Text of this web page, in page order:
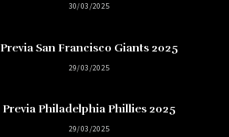
30/03/2025
Previa San Francisco Giants 2025
29/03/2025
Previa Philadelphia Phillies 2025
29/03/2025